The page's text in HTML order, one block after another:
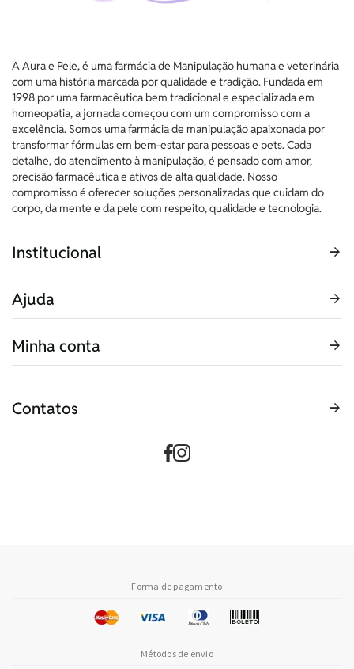
A Aura e Pele, é uma farmácia de Manipulação humana e veterinária
com uma história marcada por qualidade e tradição. Fundada em
1998 por uma farmacêutica bem tradicional e especializada em
homeopatia, a jornada começou com um compromisso com a
excelência. Somos uma farmácia de manipulação apaixonada por
transformar fórmulas em bem-estar para pessoas e pets. Cada
detalhe, do atendimento à manipulação, é pensado com amor,
precisão farmacêutica e ativos de alta qualidade. Nosso
compromisso é oferecer soluções personalizadas que cuidam do
corpo, da mente e da pele com respeito, qualidade e tecnologia.
Institucional
Ajuda
Minha conta
Contatos
Forma de pagamento
Métodos de envio